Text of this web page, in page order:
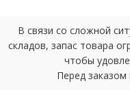
В связи со сложной
складов, запас товара
чтобы
Перед заказом